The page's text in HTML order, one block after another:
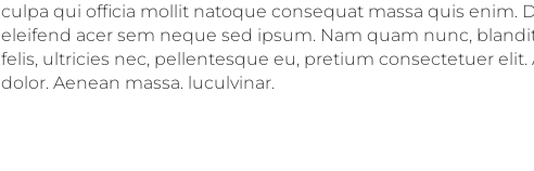
culpa qui officia mollit natoque consequat massa quis enim.
eleifend acer sem neque sed ipsum. Nam quam nunc,
felis, ultricies nec, pellentesque eu, pretium consectetuer
dolor. Aenean massa. luculvinar.